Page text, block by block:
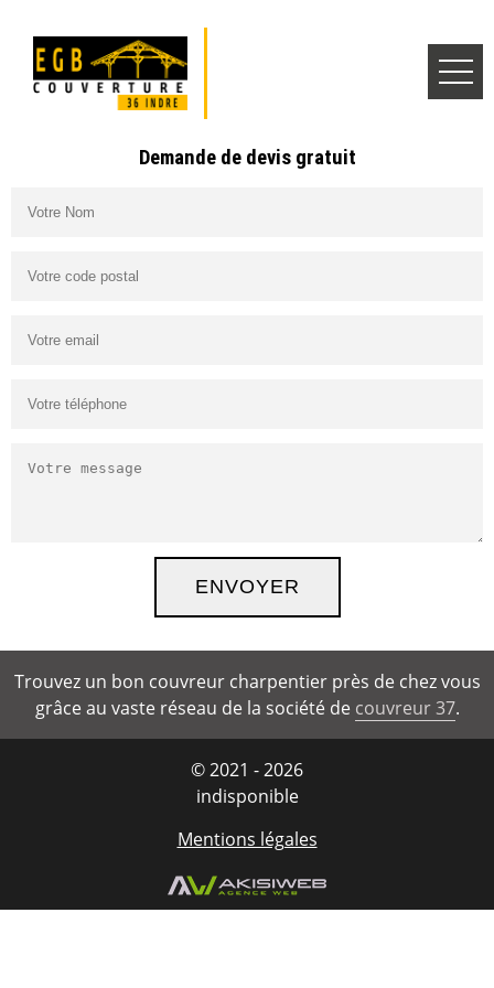
Demande de devis gratuit
Trouvez un bon couvreur charpentier près de chez vous
grâce au vaste réseau de la société de couvreur 37.
© 2021 - 2026
indisponible
Mentions légales